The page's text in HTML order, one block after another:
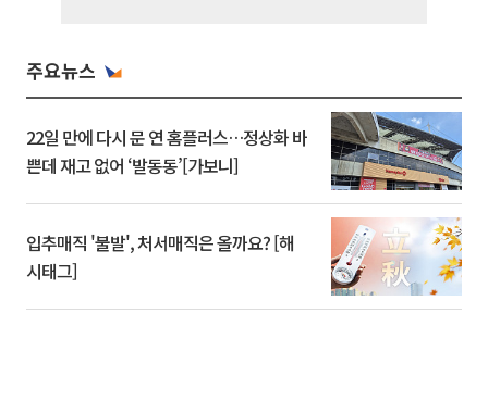
주요뉴스
22일 만에 다시 문 연 홈플러스…정상화 바
쁜데 재고 없어 ‘발동동’[가보니]
입추매직 '불발', 처서매직은 올까요? [해
시태그]